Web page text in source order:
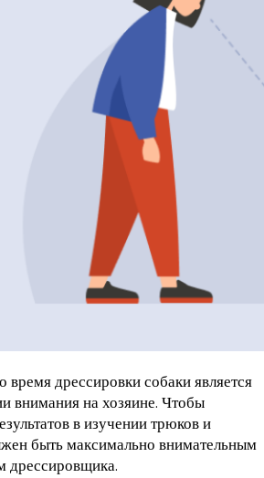
дрессировки собаки является
внимания на хозяине. Чтобы
в изучении трюков и
быть максимально внимательным
дрессировщика.